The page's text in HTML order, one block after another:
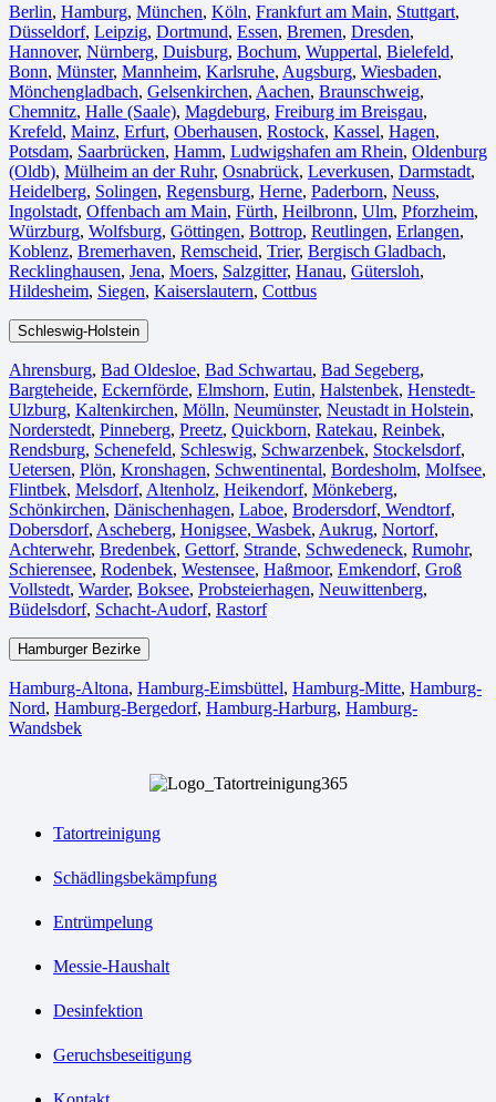
Berlin⁠, Hamburg, München, Köln⁠, Frankfurt am Main, Stuttgart,
Düsseldorf, Leipzig, Dortmund, Essen, Bremen, Dresden,
Hannover, Nürnberg, Duisburg⁠, Bochum, Wuppertal⁠, Bielefeld⁠,
Bonn⁠, Münster⁠, Mannheim, Karlsruhe, Augsburg, Wiesbaden⁠,
Mönchengladbach⁠, Gelsenkirchen⁠, Aachen⁠, Braunschweig,
Chemnitz⁠, Halle (Saale)⁠, Magdeburg, Freiburg im Breisgau⁠,
Krefeld⁠, Mainz⁠, Erfurt, Oberhausen⁠, Rostock⁠, Kassel⁠, Hagen,
Potsdam, Saarbrücken⁠, Hamm, Ludwigshafen am Rhein⁠, Oldenburg
(Oldb), Mülheim an der Ruhr, Osnabrück⁠, Leverkusen, Darmstadt⁠,
Heidelberg, Solingen, Regensburg, Herne⁠, Paderborn, Neuss,
Ingolstadt, Offenbach am Main, Fürth⁠, Heilbronn, Ulm⁠, Pforzheim,
Würzburg, Wolfsburg⁠, Göttingen, Bottrop, Reutlingen, Erlangen⁠,
Koblenz, Bremerhaven⁠, Remscheid, Trier⁠, Bergisch Gladbach,
Recklinghausen, Jena⁠, Moers⁠, Salzgitter⁠, Hanau, Gütersloh,
Hildesheim⁠, Siegen⁠, Kaiserslautern⁠, Cottbus⁠
Schleswig-Holstein
Ahrensburg, Bad Oldesloe, Bad Schwartau, Bad Segeberg,
Bargteheide, Eckernförde, Elmshorn, Eutin, Halstenbek, Henstedt-
Ulzburg, Kaltenkirchen, Mölln, Neumünster, Neustadt in Holstein,
Norderstedt, Pinneberg, Preetz, Quickborn, Ratekau, Reinbek,
Rendsburg, Schenefeld, Schleswig, Schwarzenbek, Stockelsdorf,
Uetersen, Plön, Kronshagen, Schwentinental, Bordesholm, Molfsee,
Flintbek, Melsdorf, Altenholz, Heikendorf, Mönkeberg,
Schönkirchen, Dänischenhagen, Laboe, Brodersdorf, Wendtorf,
Dobersdorf, Ascheberg, Honigsee, Wasbek, Aukrug, Nortorf,
Achterwehr, Bredenbek, Gettorf, Strande, Schwedeneck, Rumohr,
Schierensee, Rodenbek, Westensee, Haßmoor, Emkendorf, Groß
Vollstedt, Warder, Boksee, Probsteierhagen, Neuwittenberg,
Büdelsdorf, Schacht-Audorf, Rastorf
Hamburger Bezirke
Hamburg-Altona, Hamburg-Eimsbüttel, Hamburg-Mitte, Hamburg-
Nord, Hamburg-Bergedorf, Hamburg-Harburg, Hamburg-
Wandsbek
Tatortreinigung
Schädlingsbekämpfung
Entrümpelung
Messie-Haushalt
Desinfektion
Geruchsbeseitigung